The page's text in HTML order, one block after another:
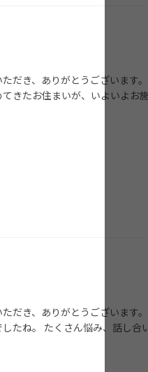
だき、ありがとうございます
きたお住まいが、いよいよ
だき、ありがとうございます
たね。 たくさん悩み、話し